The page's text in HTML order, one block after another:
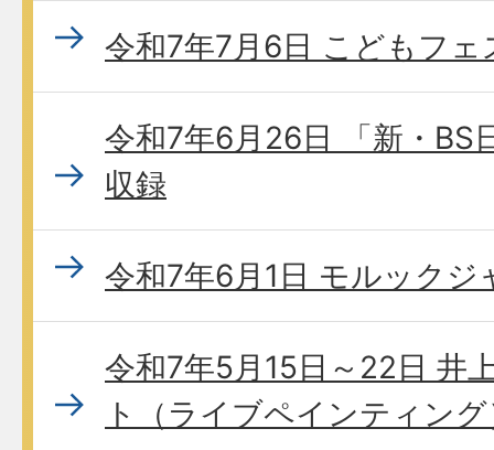
令和7年7月6日 こどもフ
令和7年6月26日 「新・BS
収録
令和7年6月1日 モルック
令和7年5月15日～22日 井
ト（ライブペインティン